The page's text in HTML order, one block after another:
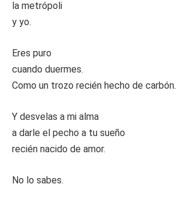
la metrópoli
y yo.
Eres puro
cuando duermes.
Como un trozo recién hecho de carbón.
Y desvelas a mi alma
a darle el pecho a tu sueño
recién nacido de amor.
No lo sabes.